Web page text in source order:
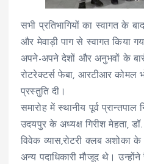
सभी प्रतिभागियों का स्वागत के
और मेवाड़ी पाग से स्वागत किया
अपने-अपने देशों और अनुभवों के
रोटरेक्टर्स फेबा, आरटीआर कोमल
प्रस्तुति दी।
समारोह में स्थानीय पूर्व प्रान्तपाल
उदयपुर के अध्यक्ष गिरीश मेहता,
विवेक व्यास,रोटरी क्लब अशोका
अन्य पदाधिकारी मौजूद थे। उन्होंने